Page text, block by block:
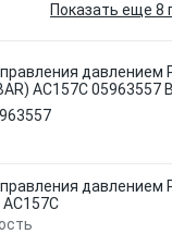
Показать еще 8
давлением
AC157C 05963557
давлением